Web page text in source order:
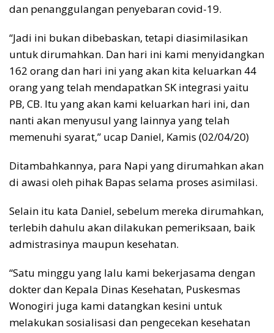
dan penanggulangan penyebaran covid-19.
“Jadi ini bukan dibebaskan, tetapi diasimilasikan
untuk dirumahkan. Dan hari ini kami menyidangkan
162 orang dan hari ini yang akan kita keluarkan 44
orang yang telah mendapatkan SK integrasi yaitu
PB, CB. Itu yang akan kami keluarkan hari ini, dan
nanti akan menyusul yang lainnya yang telah
memenuhi syarat,” ucap Daniel, Kamis (02/04/20)
Ditambahkannya, para Napi yang dirumahkan akan
di awasi oleh pihak Bapas selama proses asimilasi.
Selain itu kata Daniel, sebelum mereka dirumahkan,
terlebih dahulu akan dilakukan pemeriksaan, baik
admistrasinya maupun kesehatan.
“Satu minggu yang lalu kami bekerjasama dengan
dokter dan Kepala Dinas Kesehatan, Puskesmas
Wonogiri juga kami datangkan kesini untuk
melakukan sosialisasi dan pengecekan kesehatan